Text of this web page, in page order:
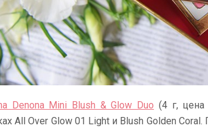
Denona Mini Blush & Glow Duo (4 г,
All Over Glow 01 Light и Blush Golden